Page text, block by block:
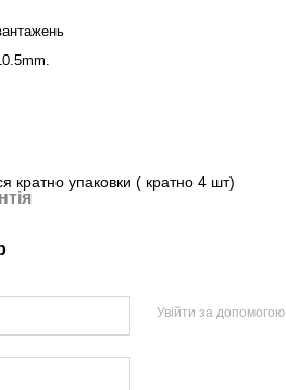
кратно упаковки ( кратно 4 шт)
Увійти за допомогою